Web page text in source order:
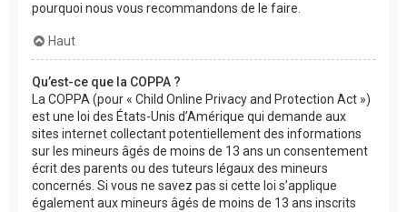
pourquoi nous vous recommandons de le faire.
Haut
Qu’est-ce que la COPPA ?
La COPPA (pour « Child Online Privacy and Protection Act »)
est une loi des États-Unis d’Amérique qui demande aux
sites internet collectant potentiellement des informations
sur les mineurs âgés de moins de 13 ans un consentement
écrit des parents ou des tuteurs légaux des mineurs
concernés. Si vous ne savez pas si cette loi s’applique
également aux mineurs âgés de moins de 13 ans inscrits